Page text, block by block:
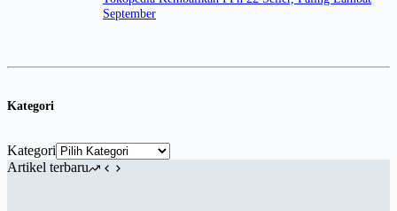
September
Kategori
Kategori
Artikel terbaru